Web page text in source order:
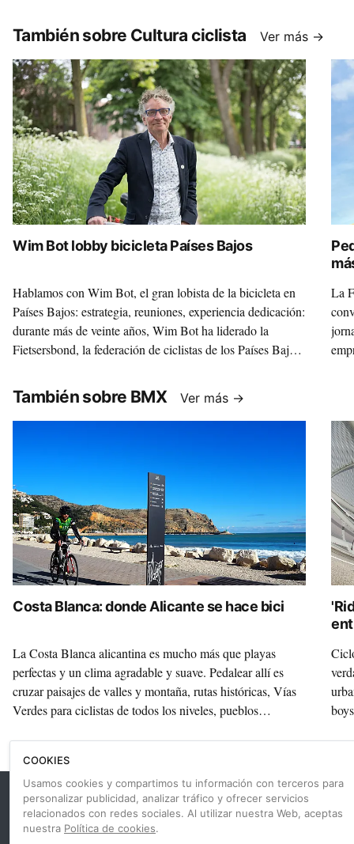
También sobre Cultura ciclista Ver más →
Wim Bot lobby bicicleta Países Bajos
Hablamos con Wim Bot, el gran lobista de la bicicleta en
Países Bajos: estrategia, reuniones, experiencia dedicación:
durante más de veinte años, Wim Bot ha liderado la
Fietsersbond, la federación de ciclistas de los Países Bajos
de jubilarse, Bot se sienta con Ciclosfera para compartir en
exclusiva su mirada y conocimientos.
La
También sobre BMX Ver más →
Costa Blanca: donde Alicante se hace bici
La Costa Blanca alicantina es mucho más que playas
perfectas y un clima agradable y suave. Pedalear allí es
cruzar paisajes de valles y montaña, rutas históricas, Vías
Verdes para ciclistas de todos los niveles, pueblos
cargar las alforjas de pura esencia mediterránea.
¡Únete a nuestra comunidad!
Sé el primero en recibir las últimas novedades de Ciclosfera
COOKIES
Usamos cookies y compartimos tu información con terceros para
personalizar publicidad, analizar tráfico y ofrecer servicios
relacionados con redes sociales. Al utilizar nuestra Web, aceptas
nuestra Política de cookies.